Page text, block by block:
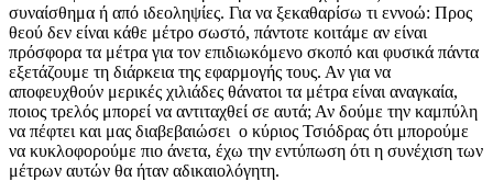
συναίσθημα ή από ιδεοληψίες. Για να ξεκαθαρίσω τι εννοώ: Προς
θεού δεν είναι κάθε μέτρο σωστό, πάντοτε κοιτάμε αν είναι
πρόσφορα τα μέτρα για τον επιδιωκόμενο σκοπό και φυσικά πάντα
εξετάζουμε τη διάρκεια της εφαρμογής τους. Αν για να
αποφευχθούν μερικές χιλιάδες θάνατοι τα μέτρα είναι αναγκαία,
ποιος τρελός μπορεί να αντιταχθεί σε αυτά; Αν δούμε την καμπύλη
να πέφτει και μας διαβεβαιώσει ο κύριος Τσιόδρας ότι μπορούμε
να κυκλοφορούμε πιο άνετα, έχω την εντύπωση ότι η συνέχιση των
μέτρων αυτών θα ήταν αδικαιολόγητη.